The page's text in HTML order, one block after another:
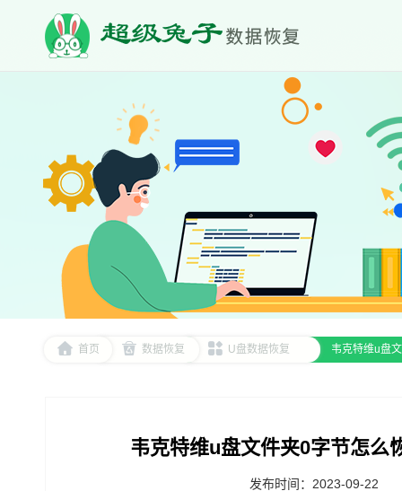
首页 数据恢复 U盘数据恢复 韦克特维u盘
韦克特维u盘文件夹0字节怎么
发布时间：2023-09-22